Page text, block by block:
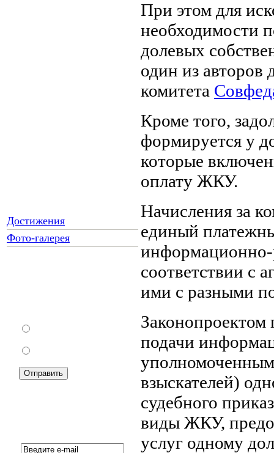
Достижения
Фото-галерея
При этом для
необходимости
долевых
один из авторов
комитета
Кроме того,
формируется у
которые
оплату ЖКУ.
Начисления за
единый
соответствии с
ими с разными
Законопроектом
подачи
уполномоченным
взыскателей)
судебного
виды ЖКУ,
услуг одному